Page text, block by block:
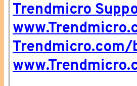
Trendmicro
Trendmicro.com/